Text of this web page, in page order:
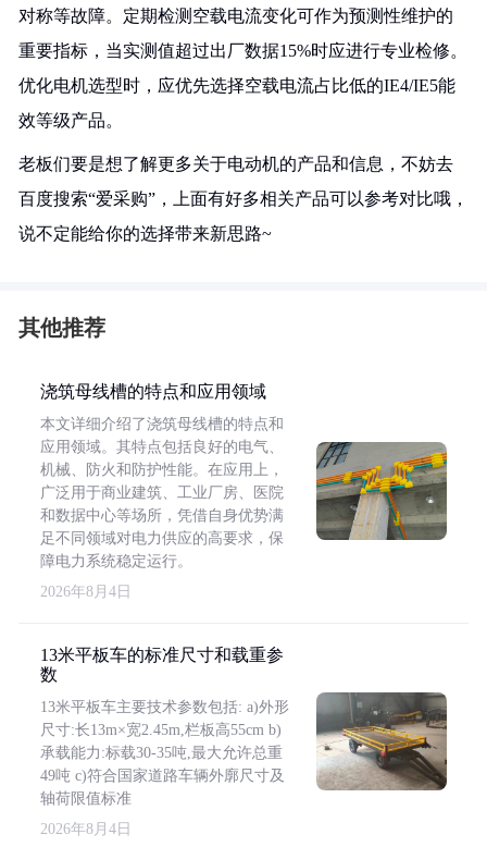
对称等故障。定期检测空载电流变化可作为预测性维护的
重要指标，当实测值超过出厂数据15%时应进行专业检修。
优化电机选型时，应优先选择空载电流占比低的IE4/IE5能
效等级产品。
老板们要是想了解更多关于电动机的产品和信息，不妨去
百度搜索“爱采购”，上面有好多相关产品可以参考对比哦，
说不定能给你的选择带来新思路~
其他推荐
浇筑母线槽的特点和应用领域
本文详细介绍了浇筑母线槽的特点和
应用领域。其特点包括良好的电气、
机械、防火和防护性能。在应用上，
广泛用于商业建筑、工业厂房、医院
和数据中心等场所，凭借自身优势满
足不同领域对电力供应的高要求，保
障电力系统稳定运行。
2026年8月4日
13米平板车的标准尺寸和载重参
数
13米平板车主要技术参数包括: a)外形
尺寸:长13m×宽2.45m,栏板高55cm b)
承载能力:标载30-35吨,最大允许总重
49吨 c)符合国家道路车辆外廓尺寸及
轴荷限值标准
2026年8月4日